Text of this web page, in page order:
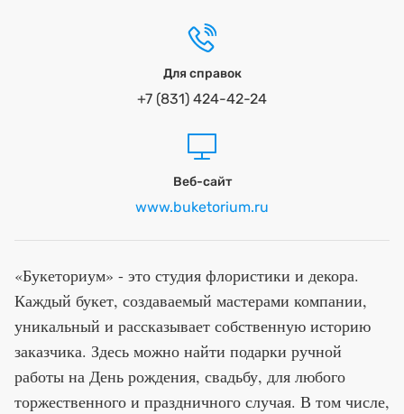
Для справок
+7 (831) 424-42-24
Веб-сайт
www.buketorium.ru
«Букеториум» - это студия флористики и декора.
Каждый букет, создаваемый мастерами компании,
уникальный и рассказывает собственную историю
заказчика. Здесь можно найти подарки ручной
работы на День рождения, свадьбу, для любого
торжественного и праздничного случая. В том числе,